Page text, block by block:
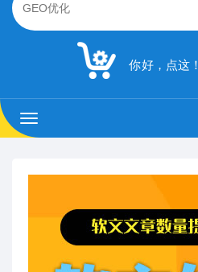
你好，点这！
松
松